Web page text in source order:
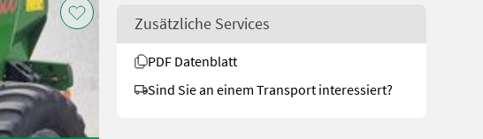
Zusätzliche Services
PDF Datenblatt
Sind Sie an einem Transport interessiert?